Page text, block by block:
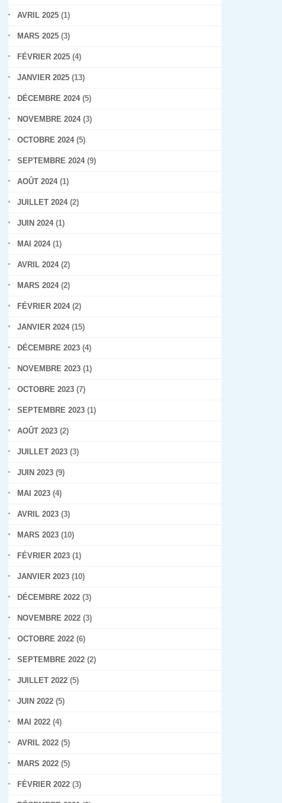
AVRIL 2025 (1)
MARS 2025 (3)
FÉVRIER 2025 (4)
JANVIER 2025 (13)
DÉCEMBRE 2024(5)
NOVEMBRE 2024(3)
OCTOBRE 2024(5)
SEPTEMBRE 2024(9)
AOÛT 2024(1)
JUILLET 2024(2)
JUIN 2024(1)
MAI 2024(1)
AVRIL 2024(2)
MARS 2024(2)
FÉVRIER 2024(2)
JANVIER 2024(15)
DÉCEMBRE 2023 (4)
NOVEMBRE 2023 (1)
OCTOBRE 2023 (7)
SEPTEMBRE 2023 (1)
AOÛT 2023 (2)
JUILLET 2023 (3)
JUIN 2023 (9)
MAI 2023 (4)
AVRIL 2023 (3)
MARS 2023 (10)
FÉVRIER 2023 (1)
JANVIER 2023 (10)
DÉCEMBRE 2022 (3)
NOVEMBRE 2022 (3)
OCTOBRE 2022 (6)
SEPTEMBRE 2022 (2)
JUILLET 2022 (5)
JUIN 2022 (5)
MAI 2022 (4)
AVRIL 2022 (5)
MARS 2022 (5)
FÉVRIER 2022 (3)